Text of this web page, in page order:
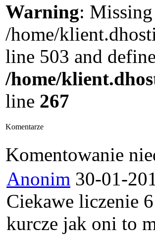
Warning:
/home/
line 503 and
/home/
line 267
Komentarze
Komentowanie
Anonim 30-01-
Ciekawe liczenie
kurcze jak oni to